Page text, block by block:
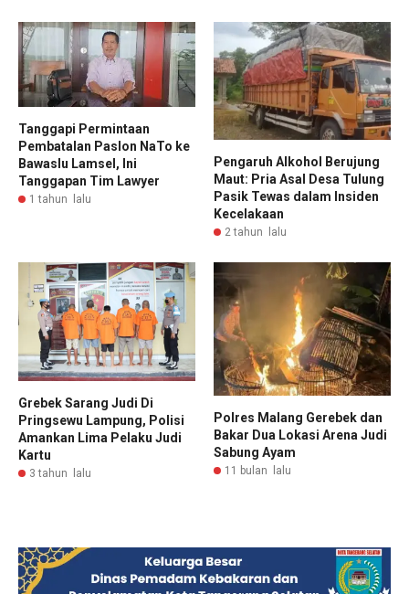
Tanggapi Permintaan
Pembatalan Paslon NaTo ke
Bawaslu Lamsel, Ini
Tanggapan Tim Lawyer
1 tahun lalu
Pengaruh Alkohol Berujung
Maut: Pria Asal Desa Tulung
Pasik Tewas dalam Insiden
Kecelakaan
2 tahun lalu
Grebek Sarang Judi Di
Pringsewu Lampung, Polisi
Amankan Lima Pelaku Judi
Kartu
3 tahun lalu
Polres Malang Gerebek dan
Bakar Dua Lokasi Arena Judi
Sabung Ayam
11 bulan lalu